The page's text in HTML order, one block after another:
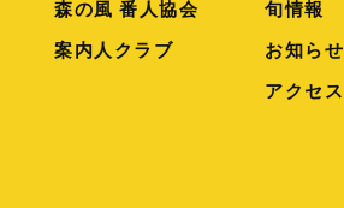
森の風 番人協会
案内人クラブ
旬情報
お知らせ
アクセス